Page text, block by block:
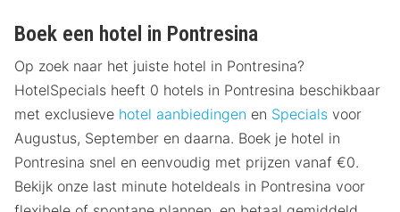
Boek een hotel in Pontresina
Op zoek naar het juiste hotel in Pontresina?
HotelSpecials heeft 0 hotels in Pontresina beschikbaar
met exclusieve hotel aanbiedingen en Specials voor
Augustus, September en daarna. Boek je hotel in
Pontresina snel en eenvoudig met prijzen vanaf €0.
Bekijk onze last minute hoteldeals in Pontresina voor